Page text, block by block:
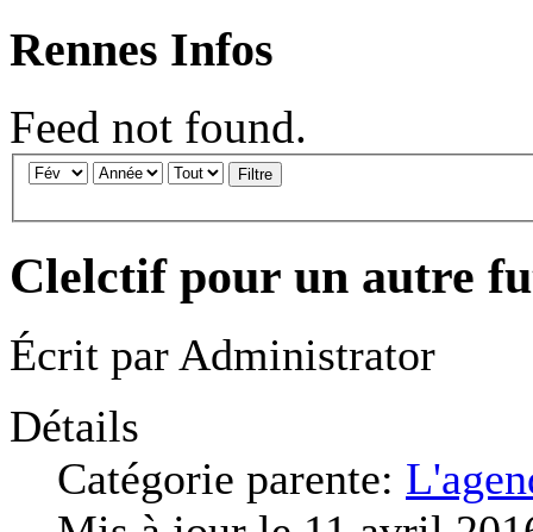
Rennes Infos
Feed not found.
Filtre
Clelctif pour un autre
Écrit par Administrator
Détails
Catégorie parente: